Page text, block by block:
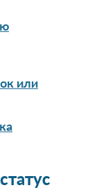
или